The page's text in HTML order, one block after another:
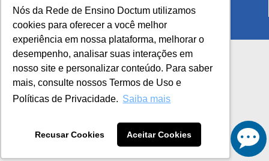
Nós da Rede de Ensino Doctum utilizamos
cookies para oferecer a você melhor
experiência em nossa plataforma, melhorar o
desempenho, analisar suas interações em
nosso site e personalizar conteúdo. Para saber
mais, consulte nossos Termos de Uso e
Políticas de Privacidade. Saiba mais
Recusar Cookies Aceitar Cookies
PESQUISA
EXTENSÃO
AutoAvaliação Institucional
0800 033 1100